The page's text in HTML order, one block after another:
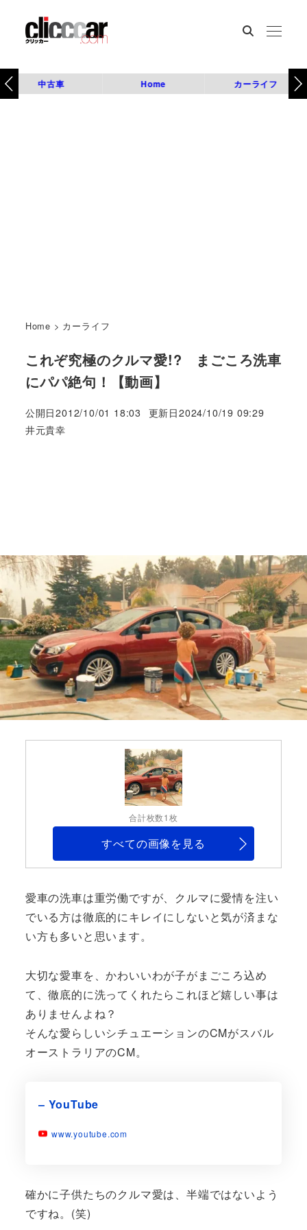
中古車 Home カーライフ
Home > カーライフ
これぞ究極のクルマ愛!? まごころ洗車
にパパ絶句！【動画】
公開日2012/10/01 18:03 更新日2024/10/19 09:29
著
井元貴幸
合計枚数1枚
すべての画像を見る
愛車の洗車は重労働ですが、クルマに愛情を注い
でいる方は徹底的にキレイにしないと気が済まな
い方も多いと思います。
大切な愛車を、かわいいわが子がまごころ込め
て、徹底的に洗ってくれたらこれほど嬉しい事は
ありませんよね？
そんな愛らしいシチュエーションのCMがスバル
オーストラリアのCM。
– YouTube
www.youtube.com
確かに子供たちのクルマ愛は、半端ではないよう
ですね。(笑)